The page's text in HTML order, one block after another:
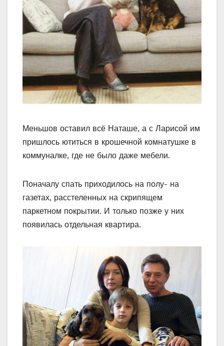
Меньшов оставил всё Наташе, а с Ларисой им
пришлось ютиться в крошечной комнатушке в
коммуналке, где не было даже мебели.
Поначалу спать приходилось на полу- на
газетах, расстеленных на скрипящем
паркетном покрытии. И только позже у них
появилась отдельная квартира.